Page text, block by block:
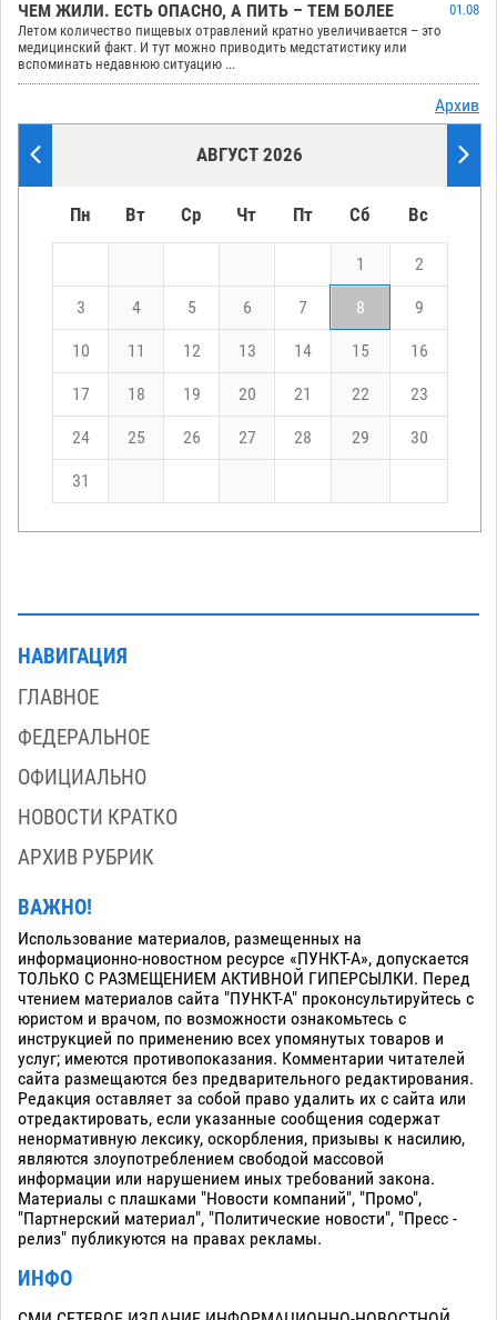
ЧЕМ ЖИЛИ. ЕСТЬ ОПАСНО, А ПИТЬ – ТЕМ БОЛЕЕ
01.08
Летом количество пищевых отравлений кратно увеличивается – это
медицинский факт. И тут можно приводить медстатистику или
вспоминать недавнюю ситуацию ...
Архив
АВГУСТ 2026
Пн Вт Ср Чт Пт Сб Вс
1 2
3 4 5 6 7 8 9
10 11 12 13 14 15 16
17 18 19 20 21 22 23
24 25 26 27 28 29 30
31
НАВИГАЦИЯ
ГЛАВНОЕ
ФЕДЕРАЛЬНОЕ
ОФИЦИАЛЬНО
НОВОСТИ КРАТКО
АРХИВ РУБРИК
ВАЖНО!
Использование материалов, размещенных на
информационно-новостном ресурсе «ПУНКТ-А», допускается
ТОЛЬКО С РАЗМЕЩЕНИЕМ АКТИВНОЙ ГИПЕРСЫЛКИ. Перед
чтением материалов сайта "ПУНКТ-А" проконсультируйтесь с
юристом и врачом, по возможности ознакомьтесь с
инструкцией по применению всех упомянутых товаров и
услуг; имеются противопоказания. Комментарии читателей
сайта размещаются без предварительного редактирования.
Редакция оставляет за собой право удалить их с сайта или
отредактировать, если указанные сообщения содержат
ненормативную лексику, оскорбления, призывы к насилию,
являются злоупотреблением свободой массовой
информации или нарушением иных требований закона.
Материалы с плашками "Новости компаний", "Промо",
"Партнерский материал", "Политические новости", "Пресс -
релиз" публикуются на правах рекламы.
ИНФО